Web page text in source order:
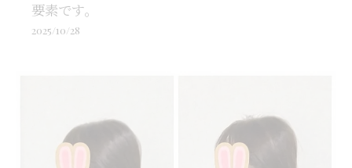
要素です。
2025/10/28